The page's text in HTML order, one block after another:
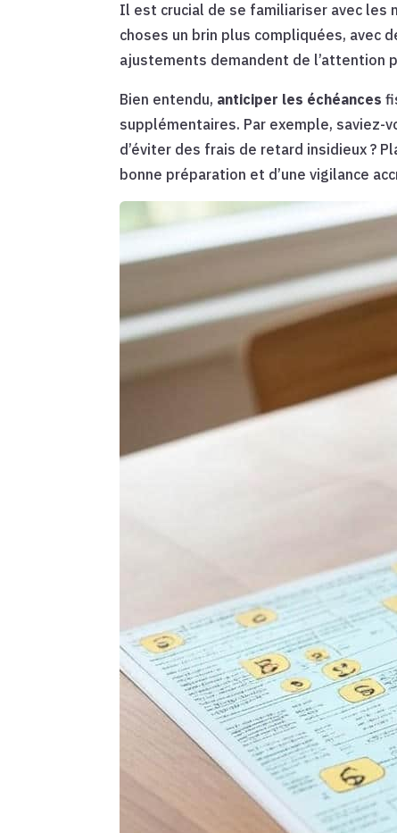
Il est crucial de se familiariser avec les
choses un brin plus compliquées, avec
ajustements demandent de l’attention
Bien entendu, anticiper les échéances
supplémentaires. Par exemple, saviez-
d’éviter des frais de retard insidieux ?
bonne préparation et d’une vigilance